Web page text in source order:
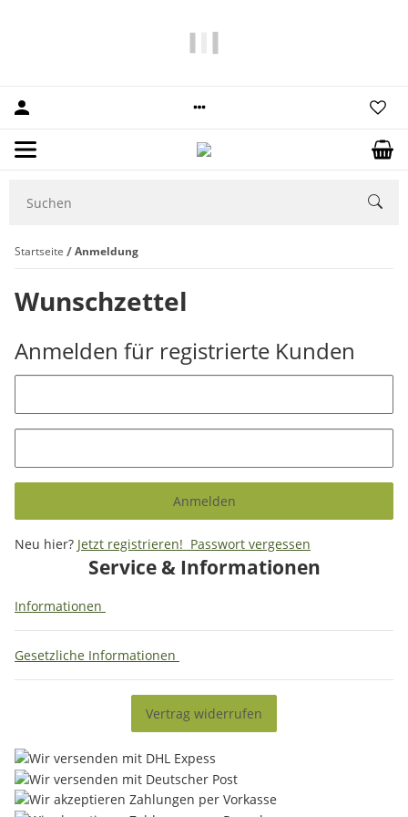
Startseite Anmeldung
Wunschzettel
Anmelden für registrierte Kunden
Anmelden
Neu hier? Jetzt registrieren! Passwort vergessen
Service & Informationen
Informationen
Gesetzliche Informationen
Vertrag widerrufen